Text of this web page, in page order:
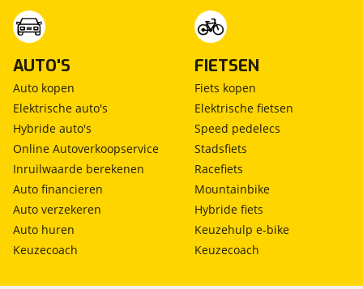
AUTO'S
Auto kopen
Elektrische auto's
Hybride auto's
Online Autoverkoopservice
Inruilwaarde berekenen
Auto financieren
Auto verzekeren
Auto huren
Keuzecoach
FIETSEN
Fiets kopen
Elektrische fietsen
Speed pedelecs
Stadsfiets
Racefiets
Mountainbike
Hybride fiets
Keuzehulp e-bike
Keuzecoach